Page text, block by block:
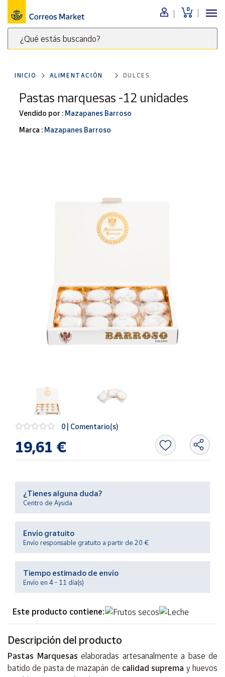
0
¿Qué estás buscando?
clave
para
buscar
productos
Menú
Nuestro
catálogo
Alimentación
Bebidas
Ocio y cultura
Juguetes y
vendedores
novedades
de Correos
Market
Productos
Ayuda
Centro
de ayuda
Vendedores
Mapa de
vendedores
Hazte
vendedor
Área
vendedor
INICIO ALIMENTACIÓN DULCES
Pastas marquesas -12 unidades
Vendido por : Mazapanes Barroso
Marca : Mazapanes Barroso
0 | Comentario(s)
19,61 €
¿Tienes alguna duda?
Centro de Ayuda
Envío gratuito
Envío responsable gratuito a partir de 20 €
Tiempo estimado de envío
Envío en 4 - 11 día(s)
Este producto contiene:
Descripción del producto
Pastas Marquesas elaboradas artesanalmente a base de
batido de pasta de mazapán de calidad suprema y huevos